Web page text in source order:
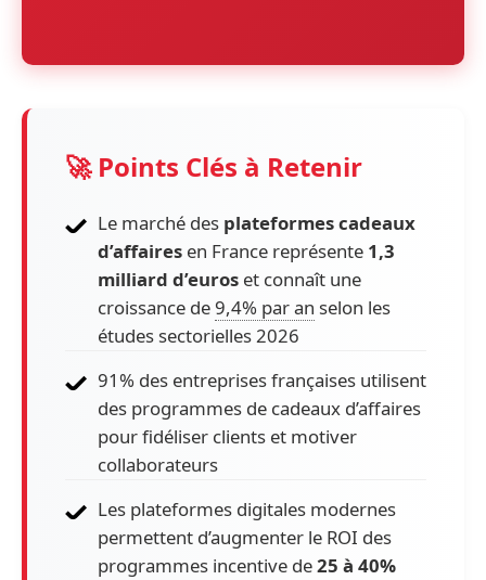
🚀 Points Clés à Retenir
Le marché des plateformes cadeaux
d’affaires en France représente 1,3
milliard d’euros et connaît une
croissance de9,4% par an selon les
études sectorielles 2026
91% des entreprises françaises utilisent
des programmes de cadeaux d’affaires
pour fidéliser clients et motiver
collaborateurs
Les plateformes digitales modernes
permettent d’augmenter le ROI des
programmes incentive de25 à 40%